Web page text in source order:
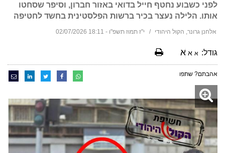
לפני כשבוע נחטף חייל בדואי באזור חברון, וסיפר שסחטו
אותו. הלילה נעצר בכיר ברשות הפלסטינית בחשד לחטיפה
אלחנן גרונר, הקול היהודי י"ז תמוז תשפ"ו - 18:11 02/07/2026
גודל: א א א
אהבתם? שתפו